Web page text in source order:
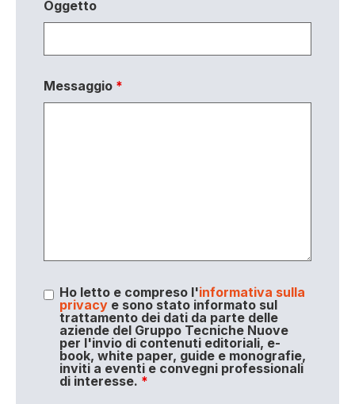
Oggetto
Messaggio *
Ho letto e compreso l'informativa sulla
privacye sono stato informato sul
trattamento dei dati da parte delle
aziende del Gruppo Tecniche Nuove
per l'invio di contenuti editoriali, e-
book, white paper, guide e monografie,
inviti a eventi e convegni professionali
di interesse. *